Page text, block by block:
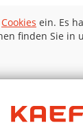
Cookies ein. Es
finden Sie in